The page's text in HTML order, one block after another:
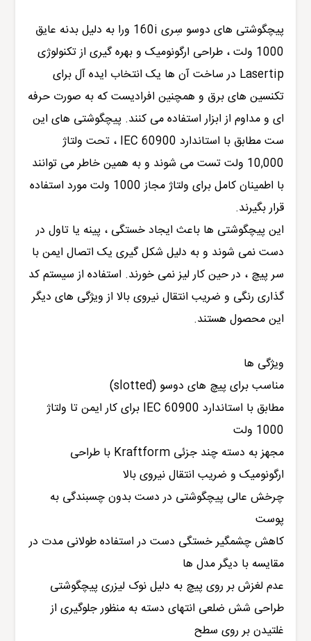
پیچگوشتی های دوسو سِری 160i ورا به دلیل بدنه عایق
1000 ولت ، طراحی ارگونومیک و بهره گیری از تکنولوژی
Lasertip در ساخت آن ه
ا یک انتخاب ایده آل برای
تکنسین های برق و همچنین افرادیست که به صورت حرفه
ای و مداوم از ابزار استفاده می کنند. پیچگوشتی های این
ست مطابق با استاندارد IEC 60900 ، تحت ولتاژ
10,000 ولت تست می شوند و به همین خاطر می توانند
با اطمینان کامل برای ولتاژ مجاز 1000 ولت مورد استفاده
قرار بگیرند.
این پیچگوشتی ها باعث ایجاد خستگی ، پینه یا تاول در
دست نمی شوند و به دلیل شکل گیری یک اتصال ایمن با
سر پیچ ، در حین کار لیز نمی خورند. استفاده از سیستم کد
گذاری رنگی و ضریب انتقال نیروی بالا از ویژگی های دیگر
این محصول هستند.
ویژگی ها
مناسب برای پیچ های دوسو (slotted)
مطابق با استاندارد IEC 60900 برای کار ایمن تا ولتاژ
1000 ولت
مجهز به دسته چند جزئی Kraftform با طراحی
ارگونومیک و ضریب انتقال نیروی بالا
چرخش عالی پیچگوشتی در دست بدون چسبندگی به
پوست
کاهش چشمگیر خستگی دست در استفاده طولانی مدت در
مقایسه با دیگر مدل ها
عدم لغزش بر روی پیچ به دلیل نوک لیزری پیچگوشتی
طراحی شش ضلعی انتهای دسته به منظور جلوگیری از
غلتیدن بر روی سطح